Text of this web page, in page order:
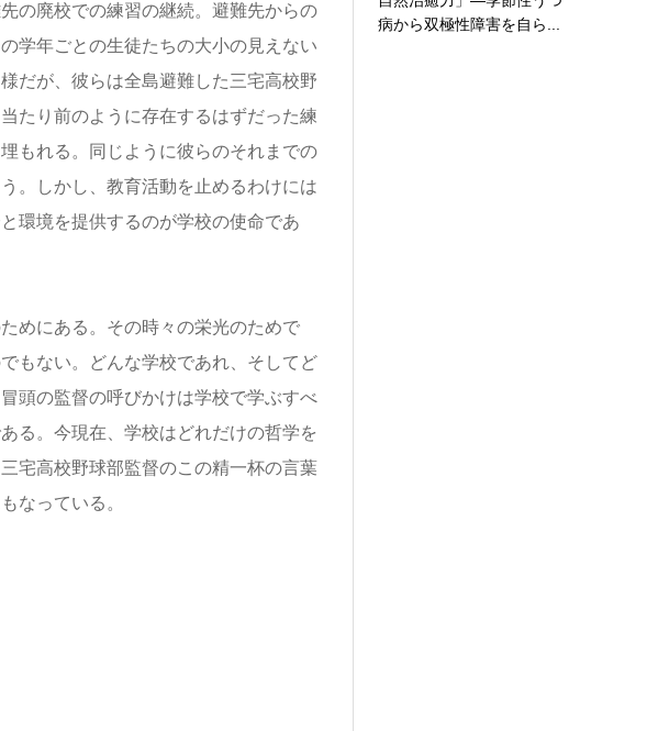
の廃校での練習の継続。避難先からの
学年ごとの生徒たちの大小の見えない
だが、彼らは全島避難した三宅高校野
たり前のように存在するはずだった練
もれる。同じように彼らのそれまでの
。しかし、教育活動を止めるわけには
環境を提供するのが学校の使命であ
めにある。その時々の栄光のためで
もない。どんな学校であれ、そしてど
頭の監督の呼びかけは学校で学ぶすべ
る。今現在、学校はどれだけの哲学を
宅高校野球部監督のこの精一杯の言葉
なっている。
病から双極性障害を自ら...